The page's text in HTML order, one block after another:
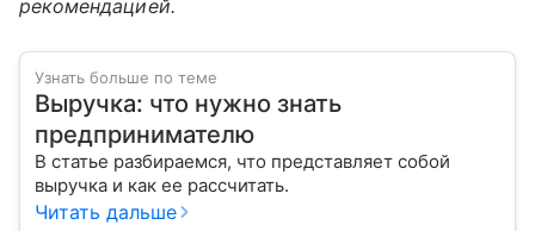
рекомендацией.
Узнать больше по теме
Выручка: что нужно знать
предпринимателю
В статье разбираемся, что представляет собой
выручка и как ее рассчитать.
Читать дальше